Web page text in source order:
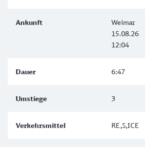
Weimar
15.08.26
12:04
6:47
3
RE,S,ICE